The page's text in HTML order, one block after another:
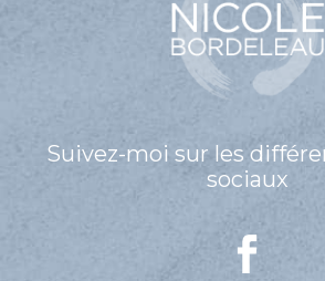
Suivez-moi sur les
sociaux